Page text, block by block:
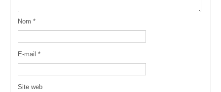
Nom *
E-mail *
Site web